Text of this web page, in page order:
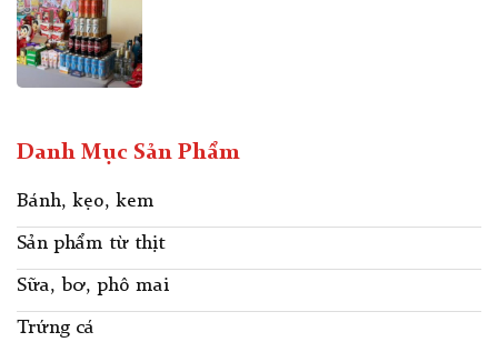
Danh Mục Sản Phẩm
Bánh, kẹo, kem
Sản phẩm từ thịt
Sữa, bơ, phô mai
Trứng cá